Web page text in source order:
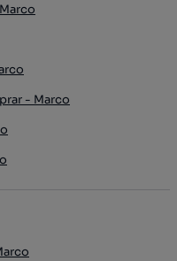
- Marco